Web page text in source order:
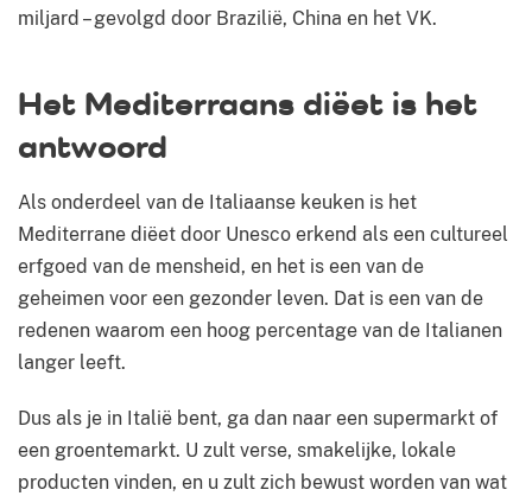
miljard – gevolgd door Brazilië, China en het VK.
Het Mediterraans diëet is het
antwoord
Als onderdeel van de Italiaanse keuken is het
Mediterrane diëet door Unesco erkend als een cultureel
erfgoed van de mensheid, en het is een van de
geheimen voor een gezonder leven. Dat is een van de
redenen waarom een ​​hoog percentage van de Italianen
langer leeft.
Dus als je in Italië bent, ga dan naar een supermarkt of
een groentemarkt. U zult verse, smakelijke, lokale
producten vinden, en u zult zich bewust worden van wat